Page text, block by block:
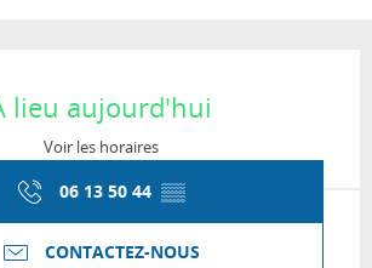
lieu aujourd'hui
Voir les horaires
06 13 50 44 ▒▒
CONTACTEZ-NOUS